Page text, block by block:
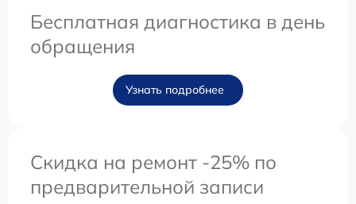
Бесплатная диагностика в день
обращения
Узнать подробнее
Скидка на ремонт -25% по
предварительной записи